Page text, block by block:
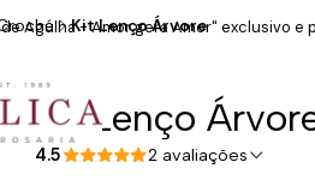
Agulha - Amor gera Amor" exclusivo e
Kit Lenço Árvore
Kit Lenço
4.5 2 avaliações